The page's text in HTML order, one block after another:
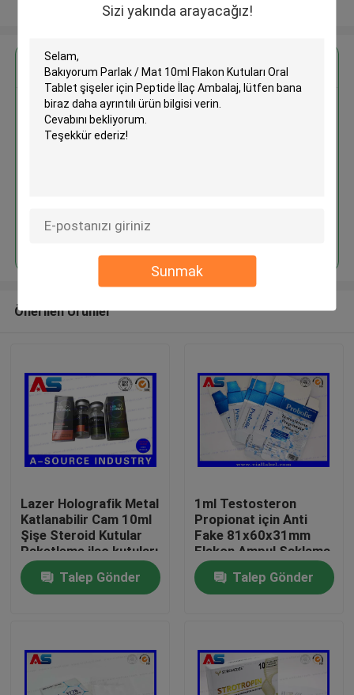
Sizi yakında arayacağız!
Sunmak
Ev
Hakkımızda
Daha fazla göster
En İyi Fiyatı Alın
Parlak / Mat 10ml Flakon
Devam et
Önerilen Ürünler
Lazer Holografik Metal
Katlanabilir Cam 10ml
Şişe Steroid Kutular
Paketleme ilaç kutuları
etiket
Talep Gönder
1ml Testosteron
Propionat için Anti
Fake 81x60x31mm
Flakon Ampul Saklama
Kutusu
Talep Gönder